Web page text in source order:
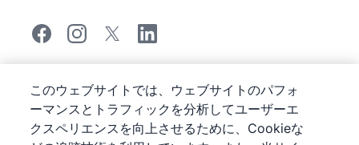
Pipedrive
サービス利用規約
Pipedrive
プライバシー通知
サイトマップ
このウェブサイトでは、ウェブサイトのパフォ
ーマンスとトラフィックを分析してユーザーエ
クスペリエンスを向上させるために、Cookieな